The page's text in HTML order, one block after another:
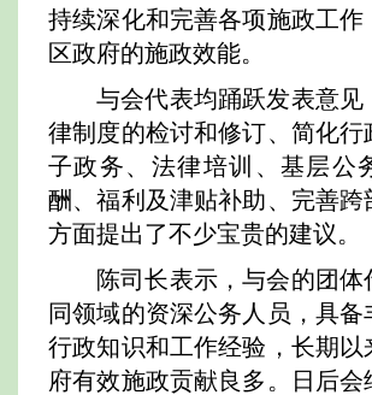
持续深化和完善各项施政工作
区政府的施政效能。
与会代表均踊跃发表意见
律制度的检讨和修订、简化行
子政务、法律培训、基层公
酬、福利及津贴补助、完善跨
方面提出了不少宝贵的建议。
陈司长表示，与会的团体
同领域的资深公务人员，具备
行政知识和工作经验，长期以
府有效施政贡献良多。日后会